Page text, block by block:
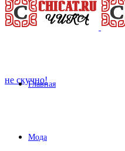
не скучно!
Главная
Мода